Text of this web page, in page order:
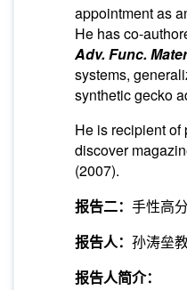
appointment as
He has co-
Adv. Func.
systems,
synthetic gecko
He is recipient
discover
(2007).
报告二： 手性高
报告人： 孙涛垒
报告人简介：